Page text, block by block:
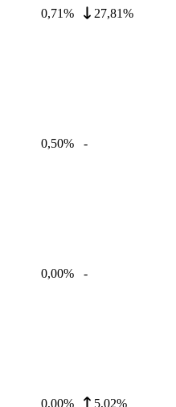
0,71% 27,81%
0,50% -
0,00% -
0,00% 5,02%